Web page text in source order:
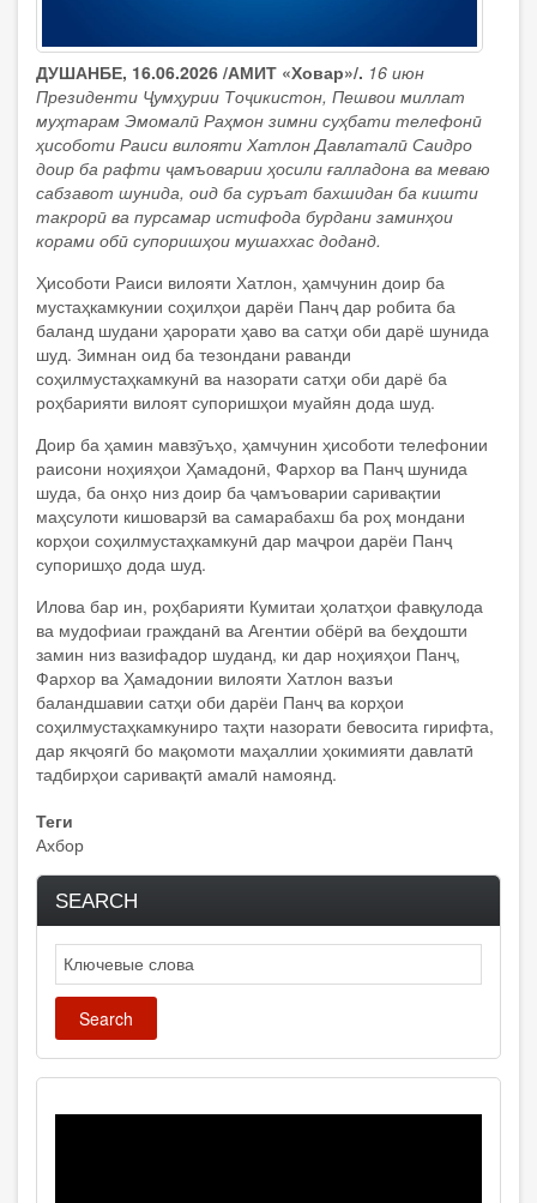
ДУШАНБЕ, 16.06.2026 /АМИТ «Ховар»/. 16 июн
Президенти Ҷумҳурии Тоҷикистон, Пешвои миллат
муҳтарам Эмомалӣ Раҳмон зимни суҳбати телефонӣ
ҳисоботи Раиси вилояти Хатлон Давлаталӣ Саидро
доир ба рафти ҷамъоварии ҳосили ғалладона ва меваю
сабзавот шунида, оид ба суръат бахшидан ба кишти
такрорӣ ва пурсамар истифода бурдани заминҳои
корами обӣ супоришҳои мушаххас доданд.
Ҳисоботи Раиси вилояти Хатлон, ҳамчунин доир ба
мустаҳкамкунии соҳилҳои дарёи Панҷ дар робита ба
баланд шудани ҳарорати ҳаво ва сатҳи оби дарё шунида
шуд. Зимнан оид ба тезондани раванди
соҳилмустаҳкамкунӣ ва назорати сатҳи оби дарё ба
роҳбарияти вилоят супоришҳои муайян дода шуд.
Доир ба ҳамин мавзӯъҳо, ҳамчунин ҳисоботи телефонии
раисони ноҳияҳои Ҳамадонӣ, Фархор ва Панҷ шунида
шуда, ба онҳо низ доир ба ҷамъоварии саривақтии
маҳсулоти кишоварзӣ ва самарабахш ба роҳ мондани
корҳои соҳилмустаҳкамкунӣ дар маҷрои дарёи Панҷ
супоришҳо дода шуд.
Илова бар ин, роҳбарияти Кумитаи ҳолатҳои фавқулода
ва мудофиаи гражданӣ ва Агентии обёрӣ ва беҳдошти
замин низ вазифадор шуданд, ки дар ноҳияҳои Панҷ,
Фархор ва Ҳамадонии вилояти Хатлон вазъи
баландшавии сатҳи оби дарёи Панҷ ва корҳои
соҳилмустаҳкамкуниро таҳти назорати бевосита гирифта,
дар якҷоягӣ бо мақомоти маҳаллии ҳокимияти давлатӣ
тадбирҳои саривақтӣ амалӣ намоянд.
Теги
Ахбор
SEARCH
Search